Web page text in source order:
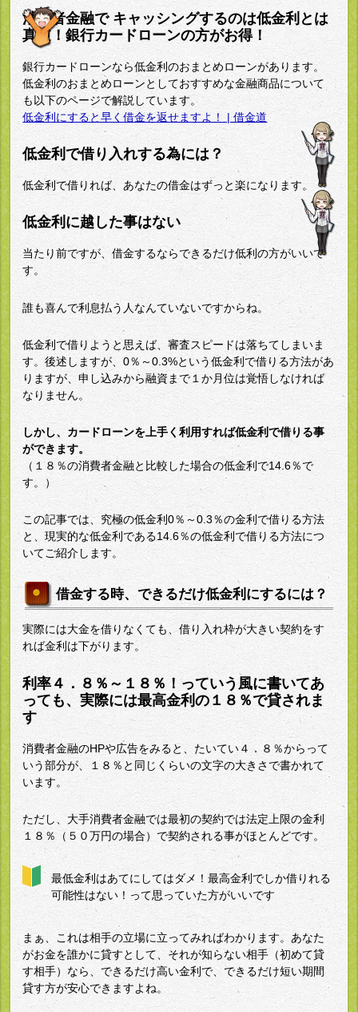
消費者金融で キャッシングするのは低金利とは
真逆！銀行カードローンの方がお得！
銀行カードローンなら低金利のおまとめローンがあります。
低金利のおまとめローンとしておすすめな金融商品について
も以下のページで解説しています。
低金利にすると早く借金を返せますよ！ | 借金道
低金利で借り入れする為には？
低金利で借りれば、あなたの借金はずっと楽になります。
低金利に越した事はない
当たり前ですが、借金するならできるだけ低利の方がいいで
す。
誰も喜んで利息払う人なんていないですからね。
低金利で借りようと思えば、審査スピードは落ちてしまいま
す。後述しますが、0％～0.3%という低金利で借りる方法があ
りますが、申し込みから融資まで１か月位は覚悟しなければ
なりません。
しかし、カードローンを上手く利用すれば低金利で借りる事
ができます。
（１８％の消費者金融と比較した場合の低金利で14.6％で
す。）
この記事では、究極の低金利0％～0.3％の金利で借りる方法
と、現実的な低金利である14.6％の低金利で借りる方法につ
いてご紹介します。
借金する時、できるだけ低金利にするには？
実際には大金を借りなくても、借り入れ枠が大きい契約をす
れば金利は下がります。
利率４．８％～１８％！っていう風に書いてあ
っても、実際には最高金利の１８％で貸されま
す
消費者金融のHPや広告をみると、たいてい４．８％からって
いう部分が、１８％と同じくらいの文字の大きさで書かれて
います。
ただし、大手消費者金融では最初の契約では法定上限の金利
１８％（５０万円の場合）で契約される事がほとんどです。
最低金利はあてにしてはダメ！最高金利でしか借りれる
可能性はない！って思っていた方がいいです
まぁ、これは相手の立場に立ってみればわかります。あなた
がお金を誰かに貸すとして、それが知らない相手（初めて貸
す相手）なら、できるだけ高い金利で、できるだけ短い期間
貸す方が安心できますよね。